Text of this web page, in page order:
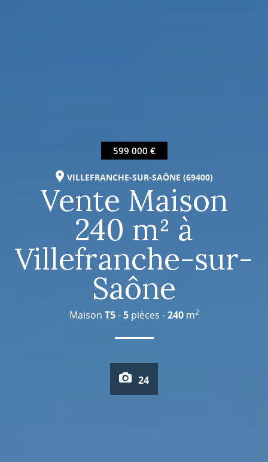
599 000 €
VILLEFRANCHE-SUR-SAÔNE (69400)
Vente Maison
240 m² à
Villefranche-sur-
Saône
Maison T5-5pièces -240m2
24